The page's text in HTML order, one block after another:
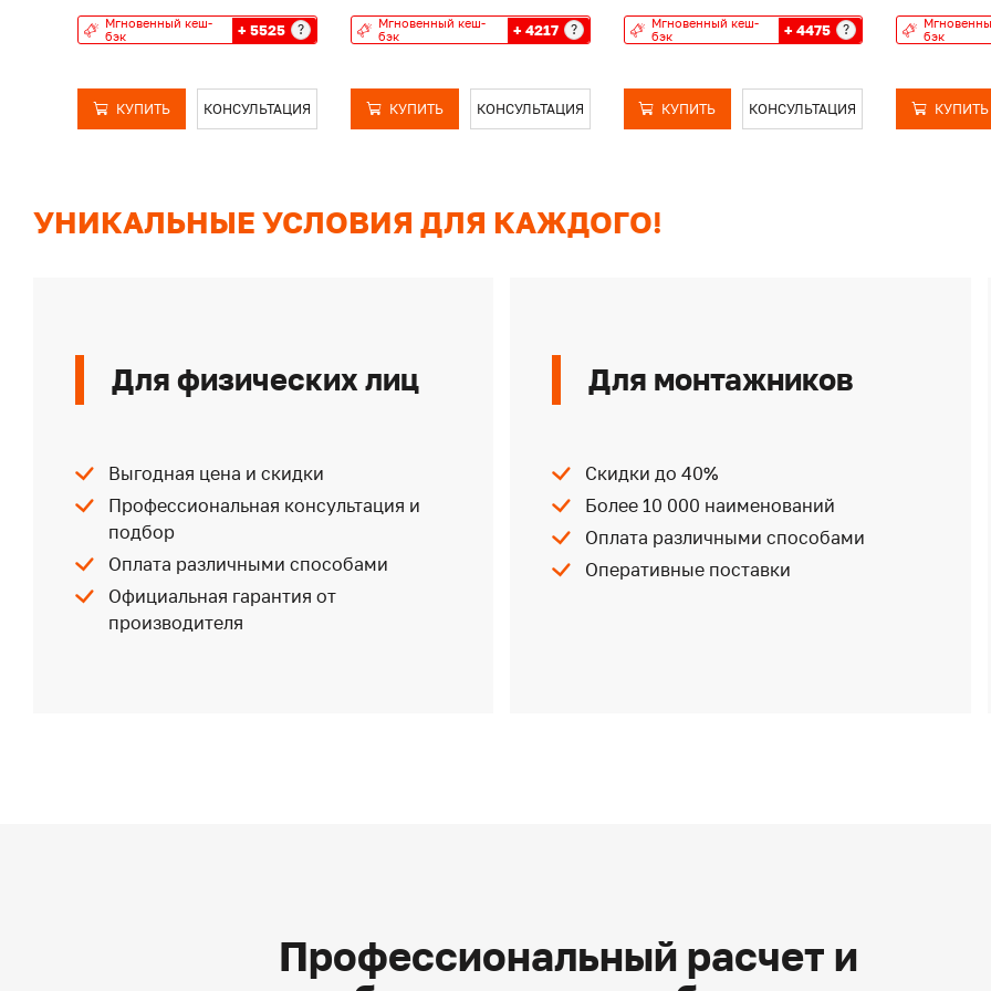
Мгновенный кеш-
бэк
+ 5525 ?
КУПИТЬ КОНСУЛЬТАЦИЯ
Мгновенный кеш-
бэк
+ 4217 ?
КУПИТЬ КОНСУЛЬТАЦИЯ
Мгновенный кеш-
бэк
+ 4475 ?
КУПИТЬ КОНСУЛЬТАЦИЯ
бэк
КУПИТЬ
УНИКАЛЬНЫЕ УСЛОВИЯ ДЛЯ КАЖДОГО!
Для физических лиц
Выгодная цена и скидки
Профессиональная консультация и
подбор
Оплата различными способами
Официальная гарантия от
производителя
Для монтажников
Скидки до 40%
Более 10 000 наименований
Оплата различными способами
Оперативные поставки
Профессиональный расчет и